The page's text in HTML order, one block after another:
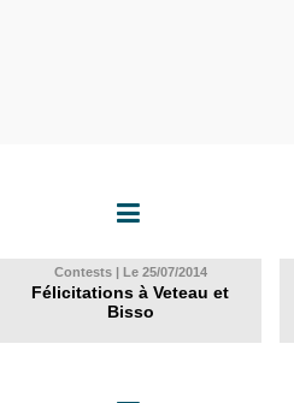
Contests | Le 25/07/2014
Félicitations à Veteau et
Bisso